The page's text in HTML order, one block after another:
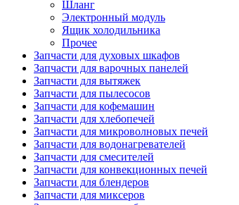
Шланг
Электронный модуль
Ящик холодильника
Прочее
Запчасти для духовых шкафов
Запчасти для варочных панелей
Запчасти для вытяжек
Запчасти для пылесосов
Запчасти для кофемашин
Запчасти для хлебопечей
Запчасти для микроволновых печей
Запчасти для водонагревателей
Запчасти для смесителей
Запчасти для конвекционных печей
Запчасти для блендеров
Запчасти для миксеров